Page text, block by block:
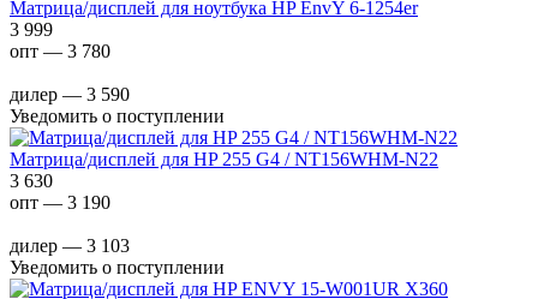
Матрица/дисплей для ноутбука HP EnvY 6-1254er
3 999
опт — 3 780
дилер — 3 590
Уведомить о поступлении
Матрица/дисплей для HP 255 G4 / NT156WHM-N22
3 630
опт — 3 190
дилер — 3 103
Уведомить о поступлении